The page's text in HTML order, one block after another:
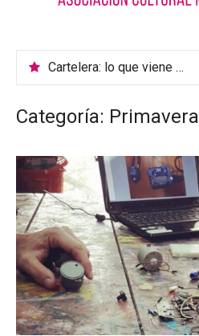
Cartelera: lo que viene en el teatro de La Moreno
Categoría: Primavera